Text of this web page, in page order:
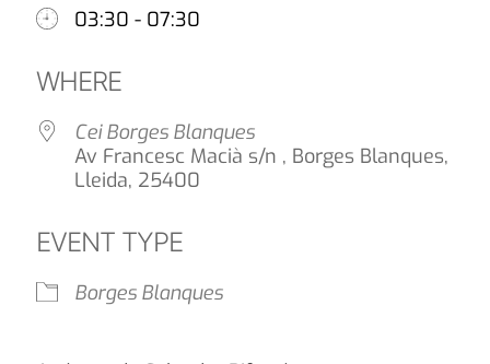
03:30 - 07:30
WHERE
Cei Borges Blanques
Av Francesc Macià s/n , Borges Blanques,
Lleida, 25400
EVENT TYPE
Borges Blanques